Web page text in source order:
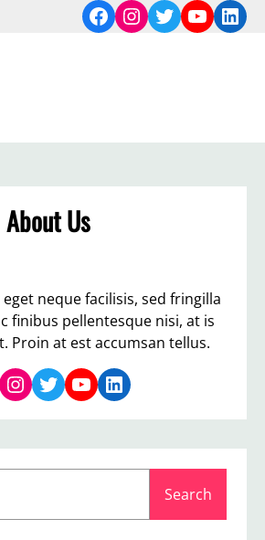
Facebook
Instagram
Twitter
About Us
neque facilisis, sed fringilla
finibus pellentesque nisi, at is
Proin at est accumsan tellus.
Instagram Twitter YouTube LinkedIn
Search